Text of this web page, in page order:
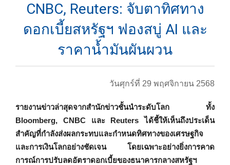
CNBC, Reuters: จับตาทิศทาง
ดอกเบี้ยสหรัฐฯ ฟองสบู่ AI และ
ราคาน้ำมันผันผวน
วันศุกร์ที่ 29 พฤศจิกายน 2568
รายงานข่าวล่าสุดจากสำนักข่าวชั้นนำระดับโลก ทั้ง
Bloomberg, CNBC และ Reuters ได้ชี้ให้เห็นถึงประเด็น
สำคัญที่กำลังส่งผลกระทบและกำหนดทิศทางของเศรษฐกิจ
และการเงินโลกอย่างชัดเจน โดยเฉพาะอย่างยิ่งการคาด
การณ์การปรับลดอัตราดอกเบี้ยของธนาคารกลางสหรัฐฯ